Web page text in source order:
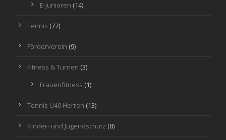
E-Junioren (14)
Tennis (77)
Förderverein (9)
Fitness & Turnen (3)
Frauenfitness (1)
Tennis Ü40 Herren (13)
Kinder- und Jugendschutz (8)